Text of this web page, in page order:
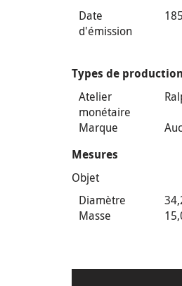
Date
d'émission
Types de production
Atelier
monétaire
Marque
Mesures
Objet
Diamètre
Masse